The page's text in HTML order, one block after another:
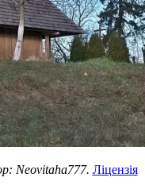
Neovitaha777. Ліцензія